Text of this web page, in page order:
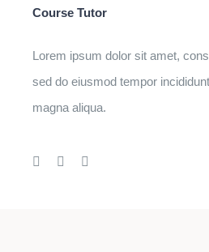
Course Tutor
Lorem ipsum dolor sit amet,
sed do eiusmod tempor
magna aliqua.